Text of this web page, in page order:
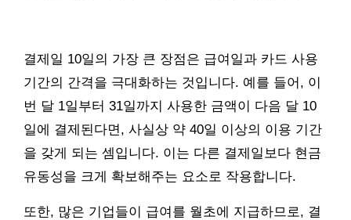
결제일 10일의 가장 큰 장점은 급여일과 카드 사용
기간의 간격을 극대화하는 것입니다. 예를 들어, 이
번 달 1일부터 31일까지 사용한 금액이 다음 달 10
일에 결제된다면, 사실상 약 40일 이상의 이용 기간
을 갖게 되는 셈입니다. 이는 다른 결제일보다 현금
유동성을 크게 확보해주는 요소로 작용합니다.
또한, 많은 기업들이 급여를 월초에 지급하므로, 결